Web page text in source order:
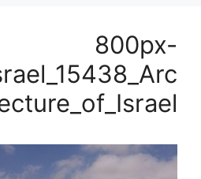
800px-